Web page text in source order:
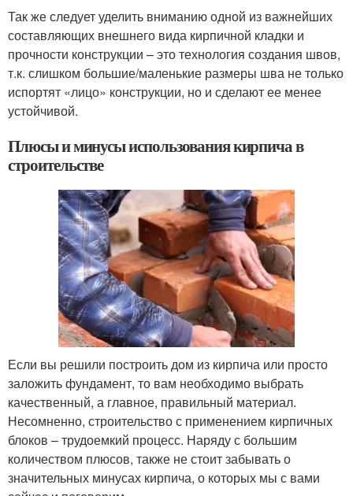
Так же следует уделить вниманию одной из важнейших
составляющих внешнего вида кирпичной кладки и
прочности конструкции – это технология создания швов,
т.к. слишком большие/маленькие размеры шва не только
испортят «лицо» конструкции, но и сделают ее менее
устойчивой.
Плюсы и минусы использования кирпича в
строительстве
Если вы решили построить дом из кирпича или просто
заложить фундамент, то вам необходимо выбрать
качественный, а главное, правильный материал.
Несомненно, строительство с применением кирпичных
блоков – трудоемкий процесс. Наряду с большим
количеством плюсов, также не стоит забывать о
значительных минусах кирпича, о которых мы с вами